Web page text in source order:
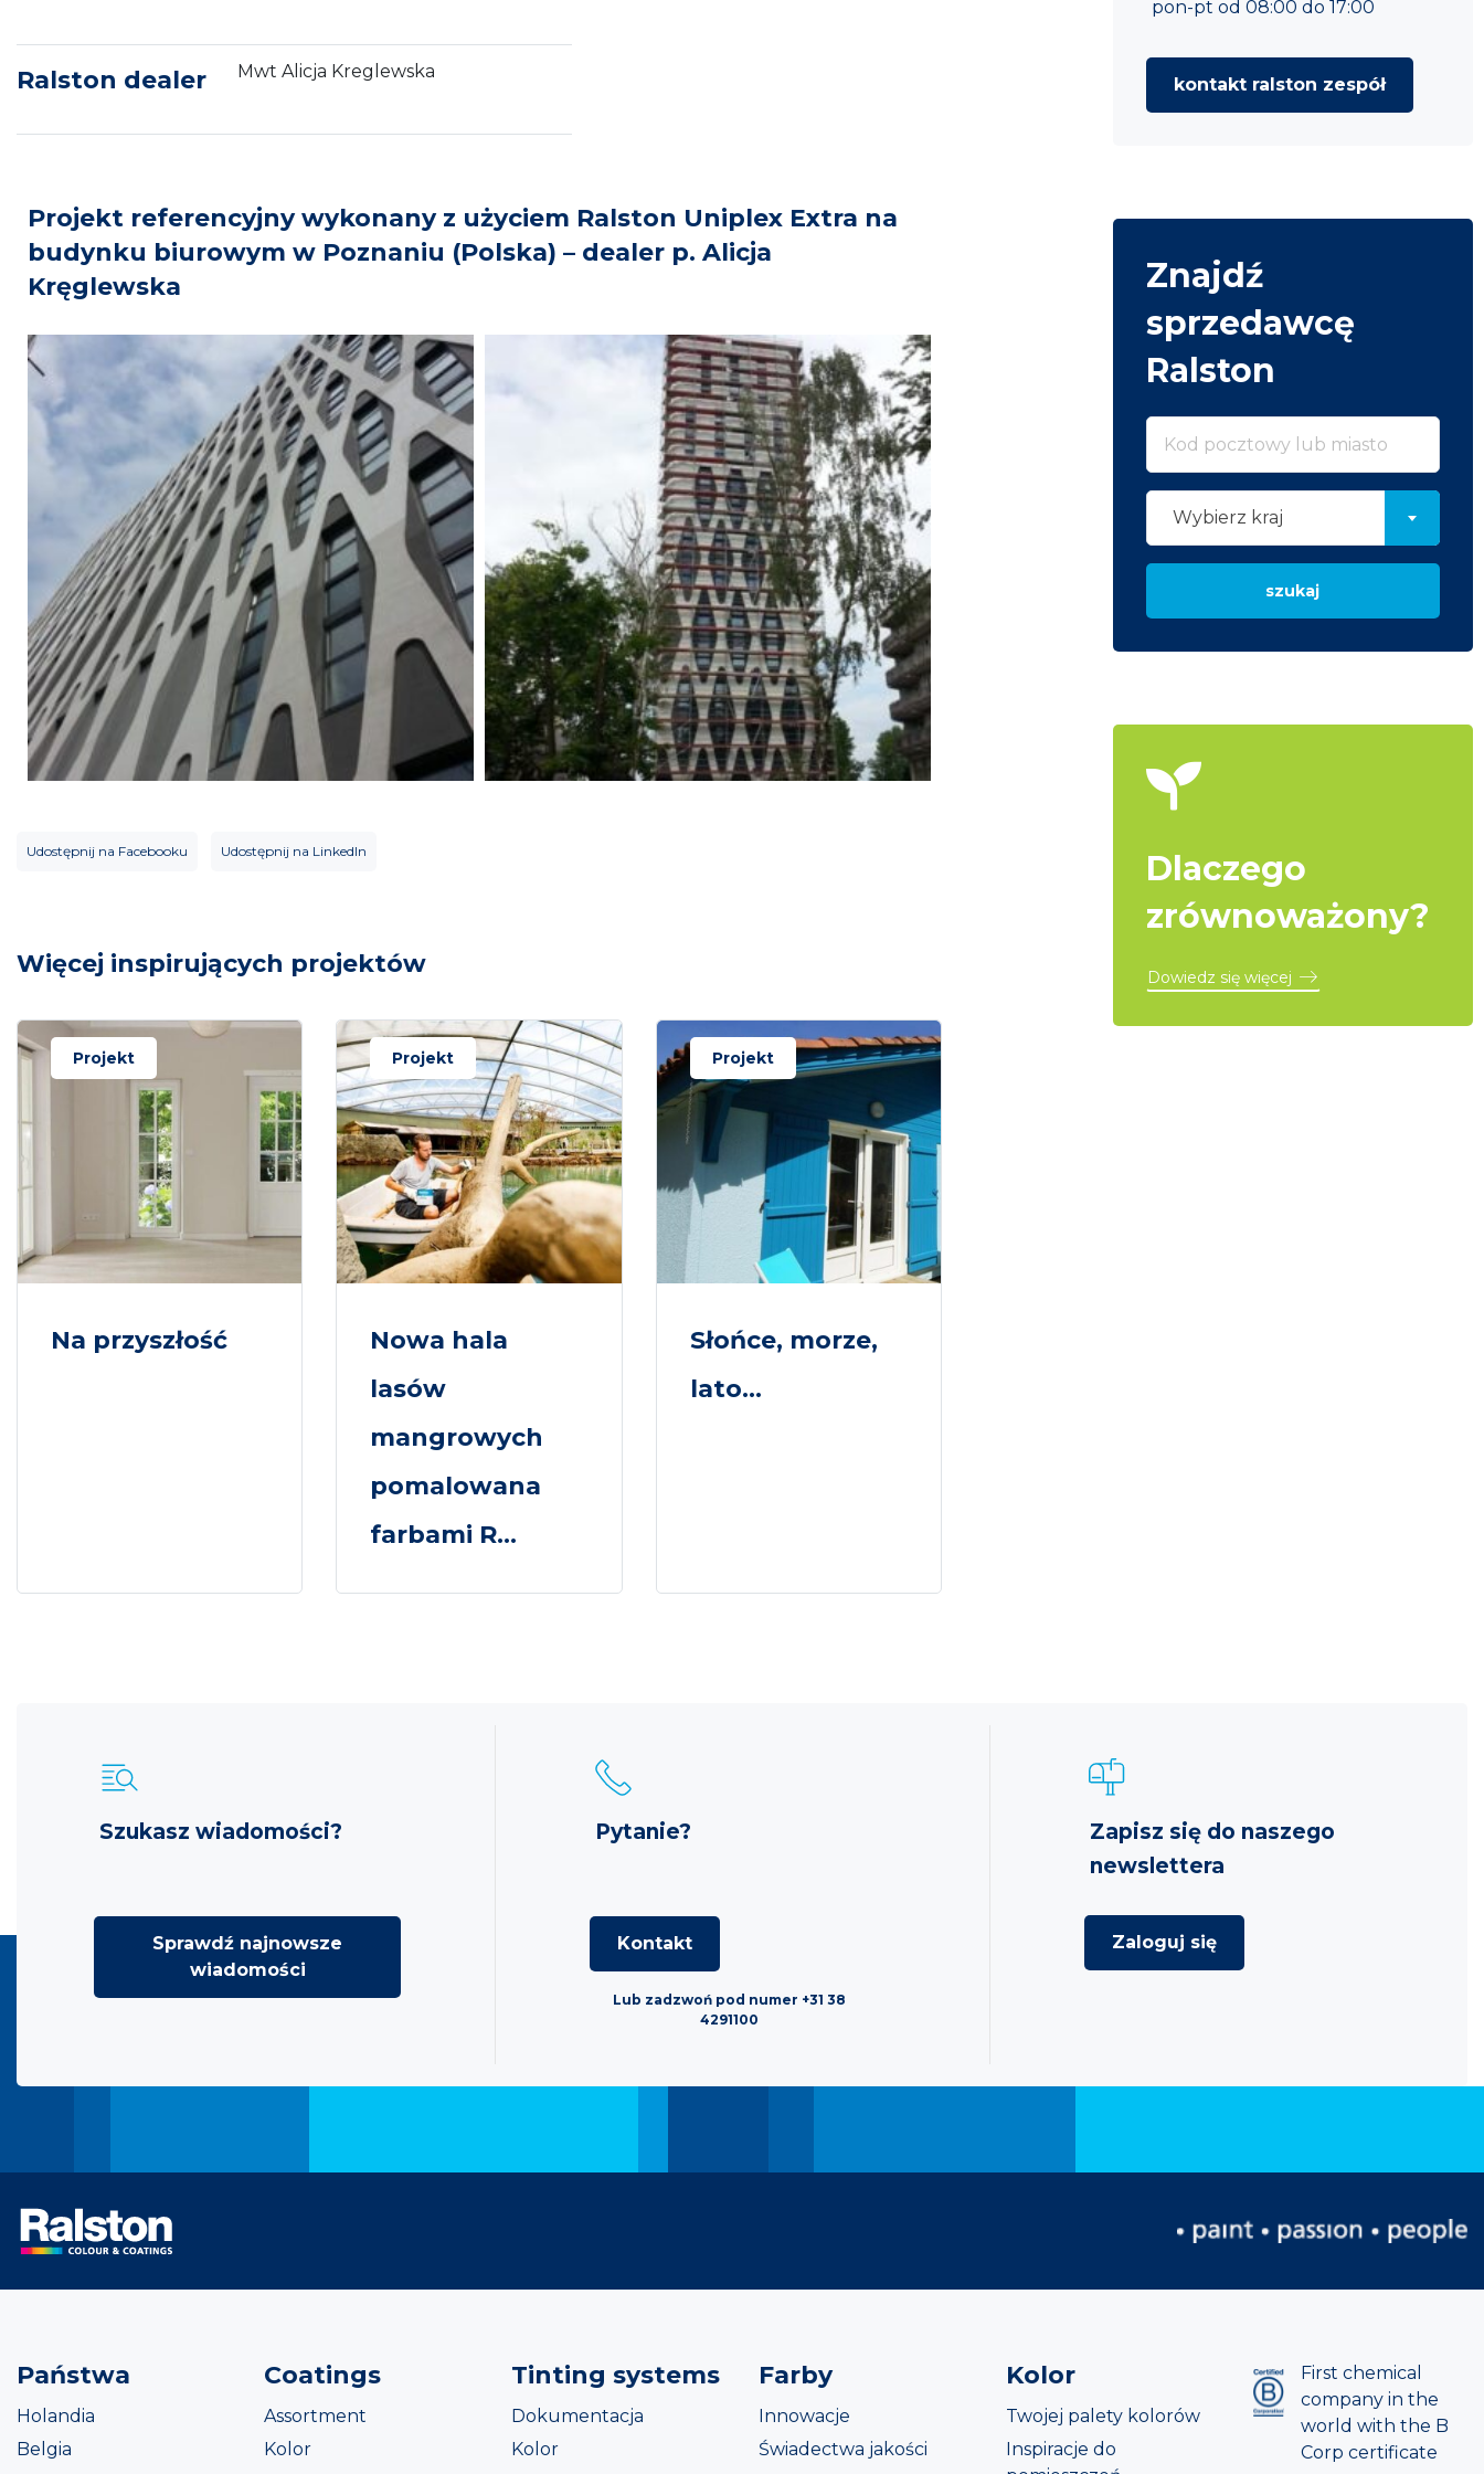
Ralston dealer Mwt Alicja Kreglewska
Projekt referencyjny wykonany z użyciem Ralston Uniplex Extra na
budynku biurowym w Poznaniu (Polska) – dealer p. Alicja
Kręglewska
Udostępnij na Facebooku Udostępnij na LinkedIn
Więcej inspirujących projektów
Projekt
Na przyszłość
Projekt
Nowa hala
lasów
mangrowych
pomalowana
farbami R...
Projekt
Słońce, morze,
lato…
pon-pt od 08:00 do 17:00
kontakt ralston zespół
Znajdź
sprzedawcę
Ralston
Wybierz kraj
szukaj
Dlaczego
zrównoważony?
Dowiedz się więcej
Szukasz wiadomości?
Sprawdź najnowsze
wiadomości
Pytanie?
Kontakt
Lub zadzwoń pod numer +31 38
4291100
Zapisz się do naszego
newslettera
Zaloguj się
Państwa
Holandia
Belgia
Coatings
Assortment
Kolor
Tinting systems
Dokumentacja
Kolor
Farby
Innowacje
Świadectwa jakości
Kolor
Twojej palety kolorów
Inspiracje do
First chemical
company in the
world with the B
Corp certificate